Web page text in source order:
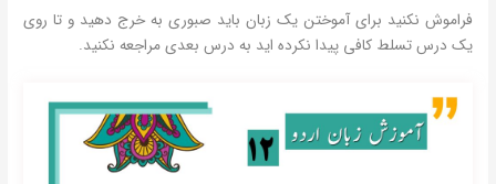
فراموش نکنید برای آموختن یک زبان باید صبوری به خرج دهید و تا روی
یک درس تسلط کافی پیدا نکرده اید به درس بعدی مراجعه نکنید.